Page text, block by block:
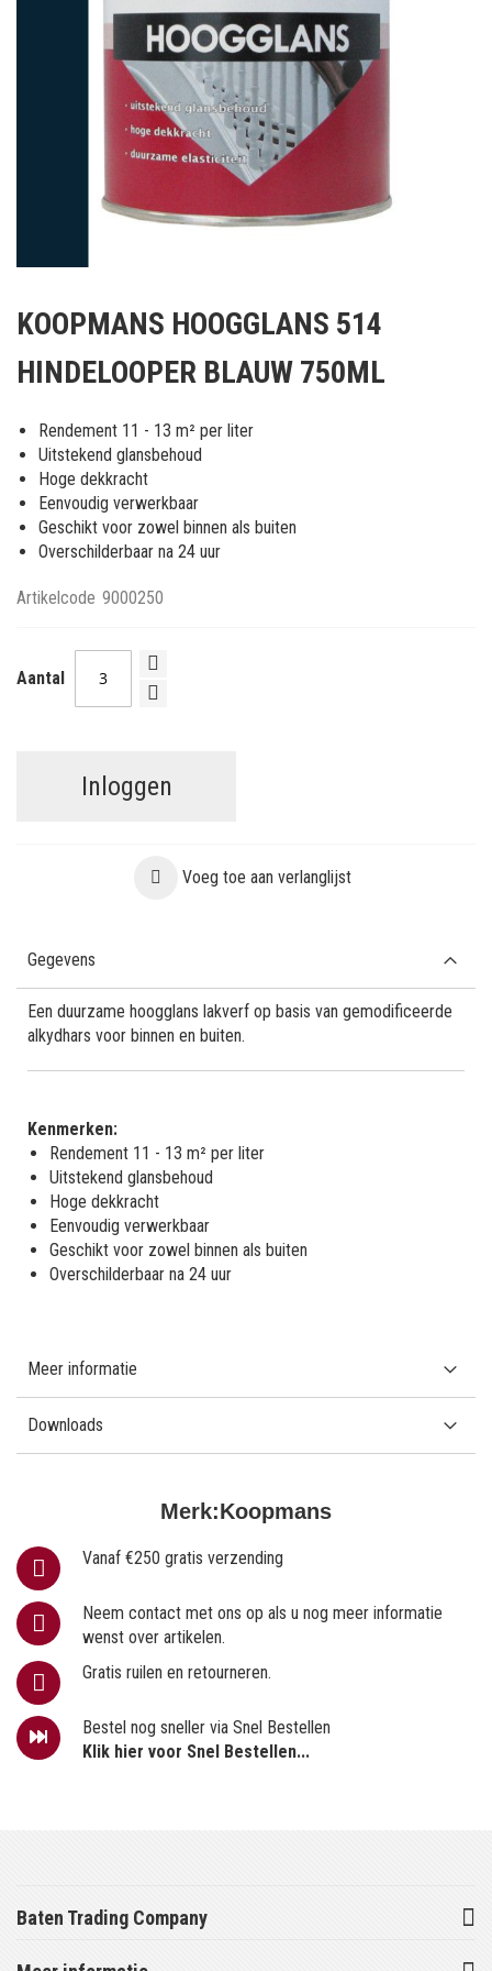
het
van
afbeeldingen-
gallerij
KOOPMANS HOOGGLANS 514
HINDELOOPER BLAUW 750ML
Rendement 11 - 13 m² per liter
Uitstekend glansbehoud
Hoge dekkracht
Eenvoudig verwerkbaar
Geschikt voor zowel binnen als buiten
Overschilderbaar na 24 uur
Artikelcode 9000250
Aantal
Inloggen
Voeg toe aan verlanglijst
Merk:Koopmans
Vanaf €250 gratis verzending
Neem contact met ons op als u nog meer informatie
wenst over artikelen.
Gratis ruilen en retourneren.
Bestel nog sneller via Snel Bestellen
Klik hier voor Snel Bestellen...
Gegevens
Een duurzame hoogglans lakverf op basis van gemodificeerde
alkydhars voor binnen en buiten.
Kenmerken:
Rendement 11 - 13 m² per liter
Uitstekend glansbehoud
Hoge dekkracht
Eenvoudig verwerkbaar
Geschikt voor zowel binnen als buiten
Overschilderbaar na 24 uur
Meer informatie
Downloads
Baten Trading Company